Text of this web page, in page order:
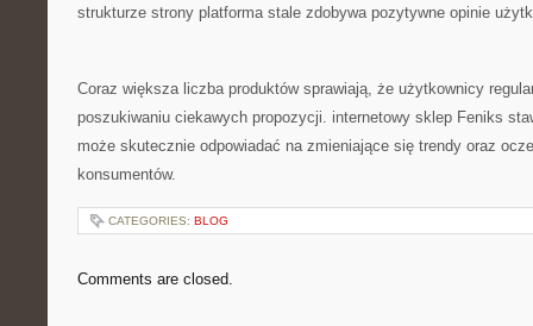
strukturze strony platforma stale zdobywa pozytywne opinie
Coraz większa liczba produktów sprawiają, że użytkownicy
poszukiwaniu ciekawych propozycji. internetowy sklep Feniks
może skutecznie odpowiadać na zmieniające się trendy oraz
konsumentów.
CATEGORIES: BLOG
Comments are closed.